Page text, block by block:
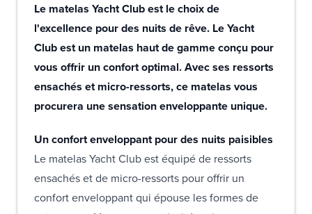
Le matelas Yacht Club est le choix de
l'excellence pour des nuits de rêve. Le Yacht
Club est un matelas haut de gamme conçu pour
vous offrir un confort optimal. Avec ses ressorts
ensachés et micro-ressorts, ce matelas vous
procurera une sensation enveloppante unique.
Un confort enveloppant pour des nuits paisibles
Le matelas Yacht Club est équipé de ressorts
ensachés et de micro-ressorts pour offrir un
confort enveloppant qui épouse les formes de